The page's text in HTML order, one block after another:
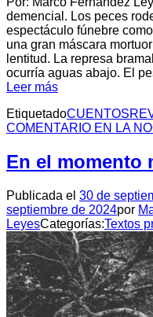
demencial. Los peces
espectáculo fúnebre
una gran máscara
lentitud. La represa
ocurría aguas abajo. El
Leer más
EtiquetadoCUENTOS
COMENTARIO EN LA
En el momento
Publicada el 30 de
septiembre de 2024por
LeyesCategorías:Textos